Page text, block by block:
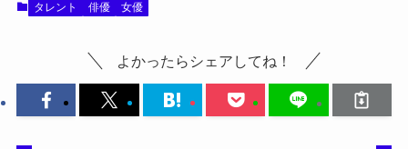
タレント 俳優 女優
よかったらシェアしてね！